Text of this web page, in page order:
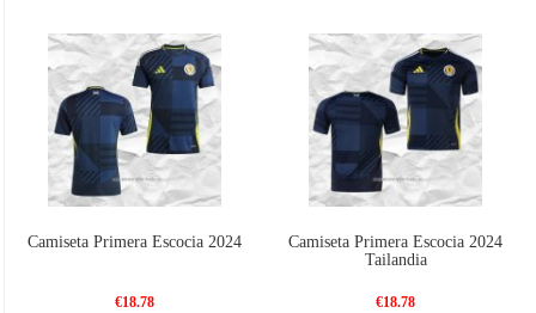
Camiseta Primera Escocia 2024
€18.78
Camiseta Primera Escocia 2024
Tailandia
€18.78